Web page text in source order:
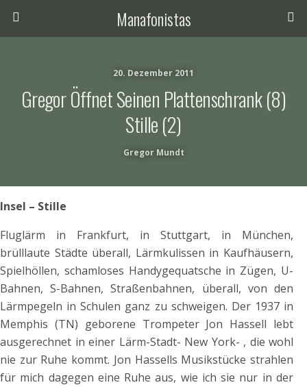
Manafonistas
20. Dezember 2011
Gregor Öffnet Seinen Plattenschrank (8)
Stille (2)
Gregor Mundt
Insel – Stille
Fluglärm in Frankfurt, in Stuttgart, in München,
brülllaute Städte überall, Lärmkulissen in Kaufhäusern,
Spielhöllen, schamloses Handygequatsche in Zügen, U-
Bahnen, S-Bahnen, Straßenbahnen, überall, von den
Lärmpegeln in Schulen ganz zu schweigen. Der 1937 in
Memphis (TN) geborene Trompeter Jon Hassell lebt
ausgerechnet in einer Lärm-Stadt- New York- , die wohl
nie zur Ruhe kommt. Jon Hassells Musikstücke strahlen
für mich dagegen eine Ruhe aus, wie ich sie nur in der